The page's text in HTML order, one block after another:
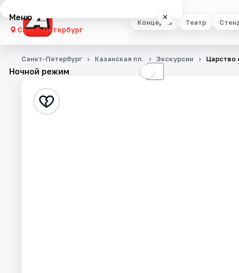
Концерты Театр
Меню ×
Санкт-Петербург
Концерты
Стендап
Ночной режим ☾
Санкт-Петербург Казанская пл. Экскурсии Царство